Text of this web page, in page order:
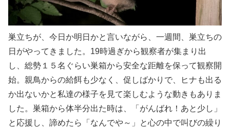
巣立ちが、今日か明日かと言いながら、一週間、巣立ちの
日がやってきました。19時過ぎから観察者が集まり出
し、総勢１５名ぐらい巣箱から安全な距離を保って観察開
始。親鳥からの給餌も少なく、促しばかりで、ヒナも出る
か出ないかと私達の様子を見て楽しむような動きもありま
した。巣箱から体半分出た時は、「がんばれ！あと少し」
と応援し、諦めたら「なんでや～」と心の中で叫びの繰り